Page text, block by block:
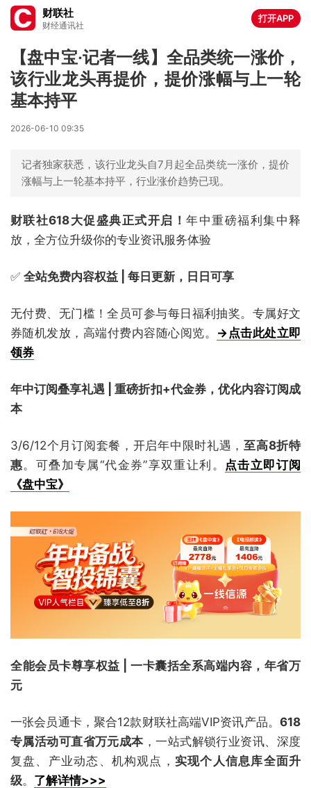
财联社
财经通讯社
打开APP
【盘中宝·记者一线】全品类统一涨价，
该行业龙头再提价，提价涨幅与上一轮
基本持平
2026-06-10 09:35
记者独家获悉，该行业龙头自7月起全品类统一涨价，提价
涨幅与上一轮基本持平，行业涨价趋势已现。
财联社618大促盛典正式开启！年中重磅福利集中释
放，全方位升级你的专业资讯服务体验
✅ 全站免费内容权益 | 每日更新，日日可享
无付费、无门槛！全员可参与每日福利抽奖。专属好文
券随机发放，高端付费内容随心阅览。 →点击此处立即
领券
年中订阅叠享礼遇 | 重磅折扣+代金券，优化内容订阅成
本
3/6/12个月订阅套餐，开启年中限时礼遇，至高8折特
惠。可叠加专属“代金券”享双重让利。 点击立即订阅
《盘中宝》
全能会员卡尊享权益 | 一卡囊括全系高端内容，年省万
元
一张会员通卡，聚合12款财联社高端VIP资讯产品。 618
专属活动可直省万元成本，一站式解锁行业资讯、深度
复盘、产业动态、机构观点， 实现个人信息库全面升
级。 了解详情>>>